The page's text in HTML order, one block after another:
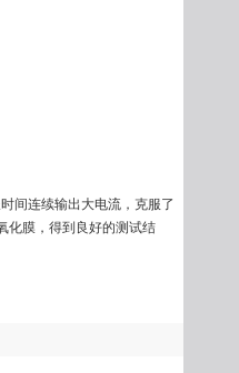
间连续输出大电流，克服了
化膜，得到良好的测试结